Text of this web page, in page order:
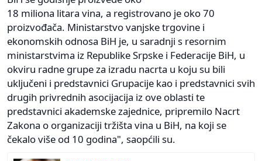
18 miliona litara vina, a registrovano je oko 70
proizvođača. Ministarstvo vanjske trgovine i
ekonomskih odnosa BiH je, u saradnji s resornim
ministarstvima iz Republike Srpske i Federacije BiH, u
okviru radne grupe za izradu nacrta u koju su bili
uključeni i predstavnici Grupacije kao i predstavnici svih
drugih privrednih asocijacija iz ove oblasti te
predstavnici akademske zajednice, pripremilo Nacrt
Zakona o organizaciji tržišta vina u BiH, na koji se
čekalo više od 10 godina", saopćili su.